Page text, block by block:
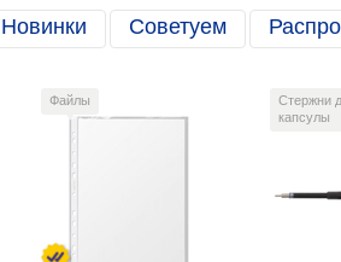
Новинки Советуем
Файлы
Стержни
капсулы